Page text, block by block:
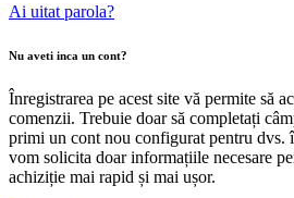
Ai uitat parola?
Nu aveti inca un cont?
Înregistrarea pe acest site vă permite să
comenzii. Trebuie doar să completați
primi un cont nou configurat pentru dvs.
vom solicita doar informațiile necesare
achiziție mai rapid și mai ușor.